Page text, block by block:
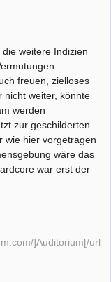
weitere Indizien
freuen, zielloses
nicht weiter, könnte
werden
zur geschilderten
wie hier vorgetragen
wäre das
war erst der
]Auditorium[/url]